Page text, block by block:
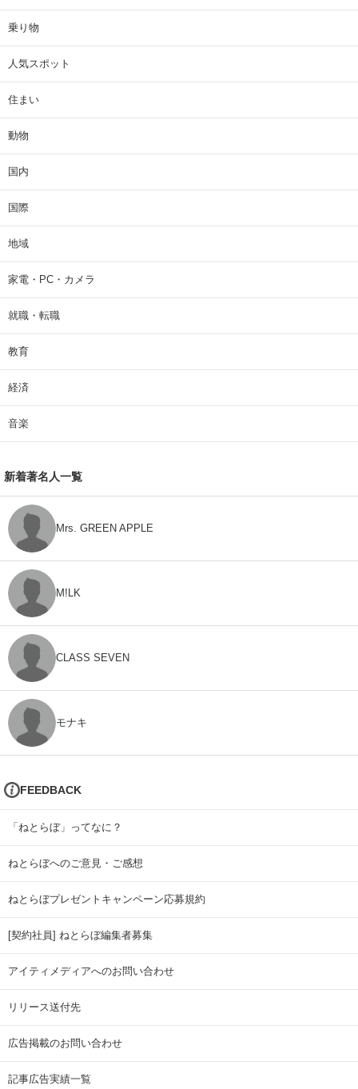
乗り物
人気スポット
住まい
動物
国内
国際
地域
家電・PC・カメラ
就職・転職
教育
経済
音楽
新着著名人一覧
Mrs. GREEN APPLE
M!LK
CLASS SEVEN
モナキ
FEEDBACK
「ねとらぼ」ってなに？
ねとらぼへのご意見・ご感想
ねとらぼプレゼントキャンペーン応募規約
[契約社員] ねとらぼ編集者募集
アイティメディアへのお問い合わせ
リリース送付先
広告掲載のお問い合わせ
記事広告実績一覧